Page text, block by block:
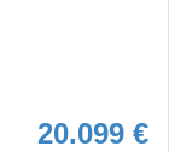
20.099 €